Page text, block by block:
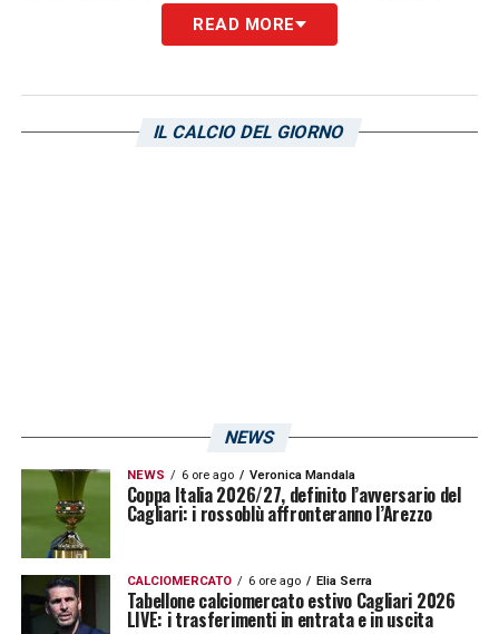
READ MORE
IL CALCIO DEL GIORNO
NEWS
NEWS 6 ore ago Veronica Mandala
Coppa Italia 2026/27, definito l’avversario del
Cagliari: i rossoblù affronteranno l’Arezzo
CALCIOMERCATO 6 ore ago Elia Serra
Tabellone calciomercato estivo Cagliari 2026
LIVE: i trasferimenti in entrata e in uscita